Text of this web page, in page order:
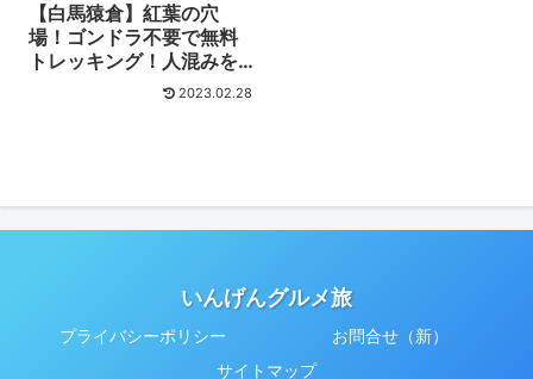
【白馬猿倉】紅葉の穴
場！ゴンドラ不要で無料
トレッキング！人混みを
避けて自然を堪能！2023.02.28
いんげんグルメ旅
プライバシーポリシー
お問合せ（新）
サイトマップ